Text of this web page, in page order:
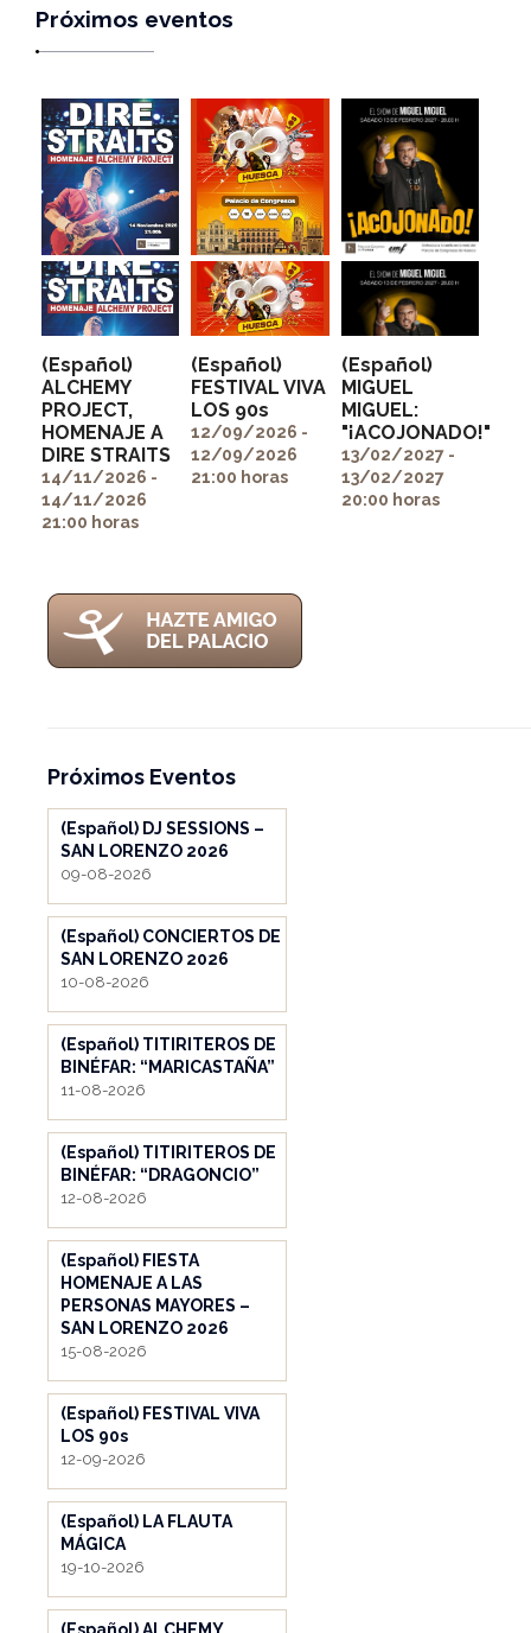
Próximos eventos
" alt=""
itemprop="image">
(Español)
ALCHEMY
PROJECT,
HOMENAJE A
DIRE STRAITS
14/11/2026 -
14/11/2026
21:00 horas
" alt=""
itemprop="image">
(Español)
FESTIVAL VIVA
LOS 90s
12/09/2026 -
12/09/2026
21:00 horas
" alt=""
itemprop="image">
(Español)
MIGUEL
MIGUEL:
"¡ACOJONADO!"
13/02/2027 -
13/02/2027
20:00 horas
Próximos Eventos
(Español) DJ SESSIONS –
SAN LORENZO 2026
09-08-2026
(Español) CONCIERTOS DE
SAN LORENZO 2026
10-08-2026
(Español) TITIRITEROS DE
BINÉFAR: “MARICASTAÑA”
11-08-2026
(Español) TITIRITEROS DE
BINÉFAR: “DRAGONCIO”
12-08-2026
(Español) FIESTA
HOMENAJE A LAS
PERSONAS MAYORES –
SAN LORENZO 2026
15-08-2026
(Español) FESTIVAL VIVA
LOS 90s
12-09-2026
(Español) LA FLAUTA
MÁGICA
19-10-2026